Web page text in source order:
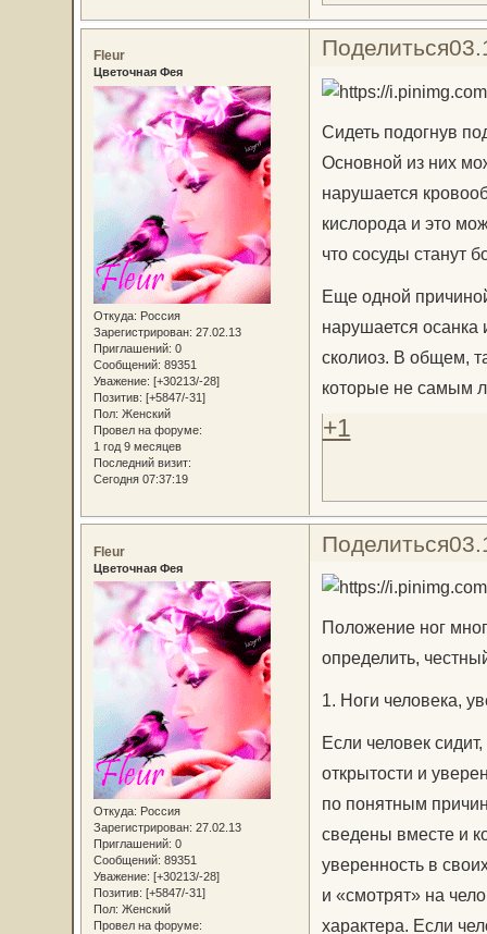
Поделиться
Fleur
Цветочная Фея
Откуда: Россия
Зарегистрирован: 27.02.13
Приглашений: 0
Сообщений: 89351
Уважение: [+30213/-28]
Позитив: [+5847/-31]
Пол: Женский
Провел на форуме:
1 год 9 месяцев
Последний визит:
Сегодня 07:37:19
Сидеть подогнув
Основной из них
нарушается
кислорода и это
что сосуды станут
Еще одной
нарушается осанка
сколиоз. В общем,
которые не самым
+1
Поделиться
Fleur
Цветочная Фея
Откуда: Россия
Зарегистрирован: 27.02.13
Приглашений: 0
Сообщений: 89351
Уважение: [+30213/-28]
Позитив: [+5847/-31]
Пол: Женский
Провел на форуме:
Положение ног
определить,
1. Ноги человека,
Если человек
открытости и
по понятным
сведены вместе и
уверенность в
и «смотрят» на
характера. Если